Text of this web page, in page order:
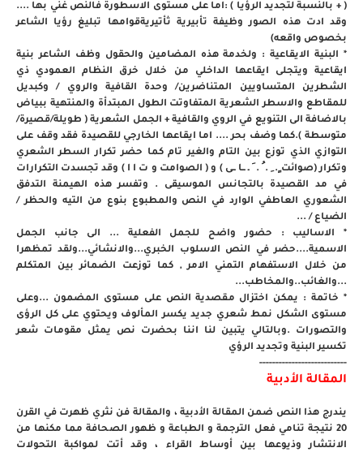
( + بالنسبة لتجديد الرؤيا ) :اما على مستوى الاسطورة فالنص غني بها ....
وقد ادت هذه الصور وظيفة تأبيرية ثأتيريةقوامها تبليغ رؤيا الشاعر
بخصوص واقعه)
* البنية الايقاعية : ولخدمة هذه المضامين والحقول وظف الشاعر بنية
ايقاعية ويتجلى ايقاعها الداخلي من خلال خرق النظام العمودي ذي
الشطرين المتساويين المتناضرين/ وحدة القافية والروي / وكبديل
للمقاطع والاسطر الشعرية المتفاوتت الطول المبتدأة والمنتهية ببياض
بالاضافة الى التنويع في الروي والقافية + الجمل الشعرية ( طويلة/قصيرة/
متوسطة ).كما وضف بحر .... اما ايقاعها الخارجي للقصيدة فقد وقف على
التوازي الذي توزع بين التام والغير تام كما حضر تكرار السطر الشعري
وتكرار (صوائت ٍ. ِ . ُ . َ ـ ــا ــى ) و ( الصوامت و ت ا ا ) وقد تجسدت التكرارات
في مد القصيدة بالتجانس الموسيقى . وتفسر هذه الهيمنة التدفق
الشعوري العاطفي الوارد في النص والمطبوع بنوع من التيه والحظر /
الضياع / ...
* الاساليب : حضور واضح للجمل الفعلية ... الى جانب الجمل
الاسمية....حضر في النص الاسلوب الخبري...والانشائي...ولقد تمظهرا
من خلال الاستفهام التمني الامر , كما توزعت الضمائر بين المتكلم
...والغائب..والمخاطب...
* خاتمة : يمكن اختزال مقصدية النص على مستوى المضمون ...وعلى
مستوى الشكل نمط شعري جديد يكسر المألوف ويحتوي على كل الرؤى
والتصورات .وبالتالي يتبين لنا اننا بحضرت نص يمثل مقومات شعر
تكسير البنية وتجديد الرؤي
---------------------------
المقالة الأدبية
يندرج هذا النص ضمن المقالة الأدبية ، والمقالة فن نثري ظهرت في القرن
20 نتيجة تنامي فعل الترجمة و الطباعة و ظهور الصحافة مما مكنها من
الانتشار وذيوعها بين أوساط القراء ، وقد أتت لمواكبة التحولات